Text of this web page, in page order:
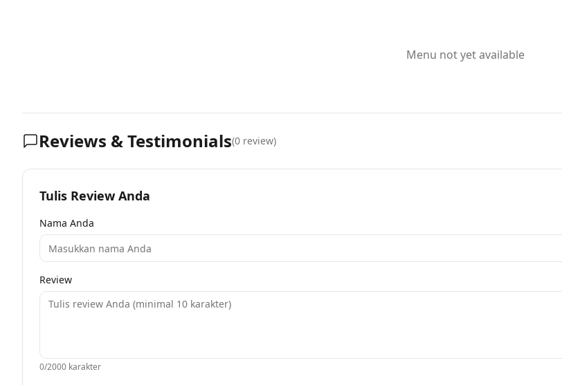
Menu not yet available
Reviews & Testimonials(0 review)
Tulis Review Anda
Nama Anda
Review
0/2000 karakter